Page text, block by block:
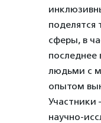
поделятся
сферы, в
последнее
людьми с
опытом
Участники
научно-